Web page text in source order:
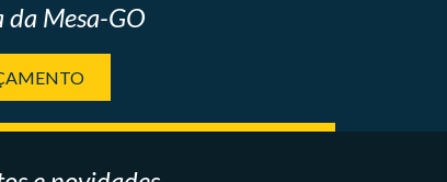
da Mesa-GO